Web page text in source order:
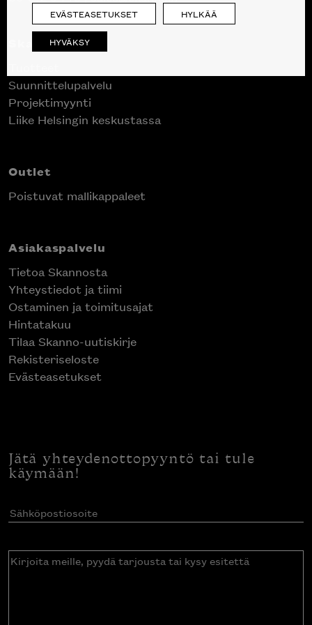
Skanno
Suunnittelupalvelu
Projektimyynti
Liike Helsingin keskustassa
Outlet
Poistuvat mallikappaleet
Asiakaspalvelu
Tietoa Skannosta
Yhteystiedot ja tiimi
Ostaminen ja toimitusajat
Hintatakuu
Tilaa Skanno-uutiskirje
Rekisteriseloste
Evästeasetukset
Jätä yhteydenottopyyntö tai tule
käymään!
Sähköpostiosoite(Pakollinen)
Kirjoita
EVÄSTEASETUKSET HYLKÄÄ
HYVÄKSY